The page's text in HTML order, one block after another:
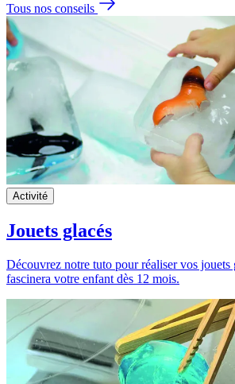
Tous nos conseils
Activité
Jouets glacés
Découvrez notre tuto pour réaliser vos jouets
fascinera votre enfant dès 12 mois.